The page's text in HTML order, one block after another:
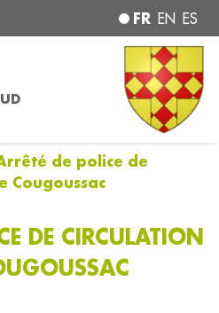
FR EN ES
de police de
Cougoussac
DE CIRCULATION